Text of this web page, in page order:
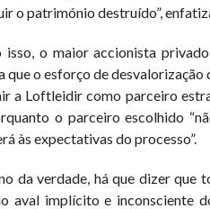
o património destruído”,
isso, o maior accionista
que o esforço de desvalorização
a Loftleidir como parceiro
o parceiro escolhido
às expectativas do processo”.
da verdade, há que dizer que
aval implícito e inconsciente